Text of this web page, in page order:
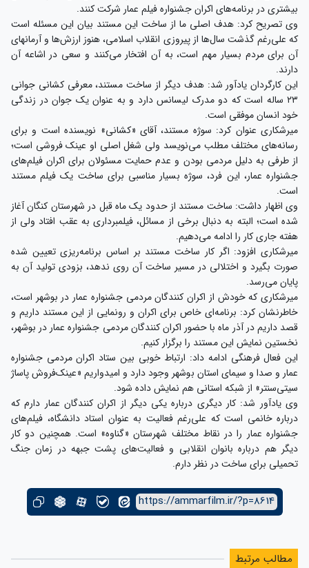
بیشتری در برنامه‌های اکران جشنواره فیلم عمار شرکت کنند.
وی تصریح کرد: هدف اصلی ما از ساخت این مستند بیان این مسئله است
که علی‌رغم گذشت سال‌ها از پیروزی انقلاب اسلامی، هنوز ارزش‌ها و آرمانهای
آن برای مردم بسیار مهم است، به آن افتخار می‌کنند و سعی در اشاعه آن
دارند.
این کارگردان یادآور شد: هدف دیگر از ساخت مستند، معرفی کشانی جوانی
۲۳ ساله است که دو مدرک لیسانس دارد و به عنوان یک جوان در زندگی
خود انسان موفقی است.
میرشکاری عنوان کرد: سوژه مستند، آقای «کشانی» نویسنده است و برای
رسانه‌های مختلف مطلب می‌نویسد ولی شغل اصلی او عینک فروشی است؛
از طرفی به دلیل مردمی بودن و عدم حمایت مسئولان برای اکران فیلم‌های
جشنواره عمار، این فرد، سوژه بسیار مناسبی برای ساخت یک فیلم مستند
است.
وی اظهار داشت: ساخت مستند از حدود یک ماه قبل در شهرستان کنگان آغاز
شده است؛ البته به دنبال برخی از مسائل، فیلمبرداری به عقب افتاد ولی از
هفته جاری کار را ادامه می‌دهیم.
میرشکاری افزود: اگر کار ساخت مستند بر اساس برنامه‌ریزی تعیین شده
صورت بگیرد و اختلالی در مسیر ساخت آن روی ندهد، بزودی تولید آن به
پایان می‌رسد.
میرشکاری که خودش از اکران کنندگان مردمی جشنواره عمار در بوشهر است،
خاطرنشان کرد: برنامه‌ای خاص برای اکران و رونمایی از این مستند داریم و
قصد داریم در آذر ماه با حضور اکران کنندگان مردمی جشنواره عمار در بوشهر،
نخستین نمایش این مستند را برگزار کنیم.
این فعال فرهنگی ادامه داد: ارتباط خوبی بین ستاد اکران مردمی جشنواره
عمار و صدا و سیمای استان بوشهر وجود دارد و امیدواریم «عینک‌فروش پاساژ
سیتی‌سنتر» از شبکه استانی هم نمایش داده شود.
وی یادآور شد: کار دیگری درباره یکی دیگر از اکران کنندگان عمار دارم که
درباره خانمی است که علی‌رغم فعالیت به عنوان استاد دانشگاه، فیلم‌های
جشنواره عمار را در نقاط مختلف شهرستان «گناوه» است. همچنین دو کار
دیگر هم درباره بانوان انقلابی و فعالیت‌های پشت جبهه در زمان جنگ
تحمیلی برای ساخت در نظر دارم.
https://ammarfilm.ir/?p=8614
مطالب مرتبط